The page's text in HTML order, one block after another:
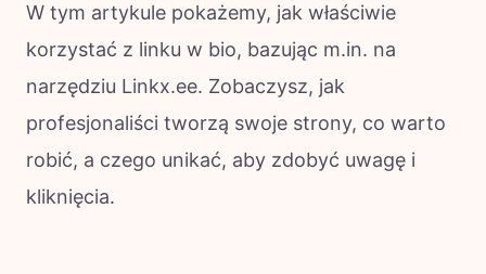
W tym artykule pokażemy, jak właściwie
korzystać z linku w bio, bazując m.in. na
narzędziu Linkx.ee. Zobaczysz, jak
profesjonaliści tworzą swoje strony, co warto
robić, a czego unikać, aby zdobyć uwagę i
kliknięcia.